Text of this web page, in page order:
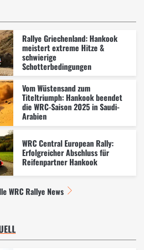
Rallye Griechenland: Hankook
meistert extreme Hitze &
schwierige
Schotterbedingungen
Vom Wüstensand zum
Titeltriumph: Hankook beendet
die WRC-Saison 2025 in Saudi-
Arabien
WRC Central European Rally:
Erfolgreicher Abschluss für
Reifenpartner Hankook
WRC Rallye News